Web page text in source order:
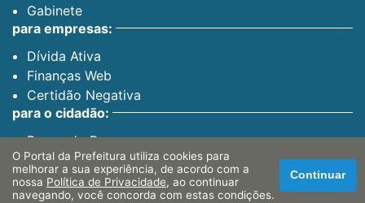
Gabinete
para empresas:
Dívida Ativa
Finanças Web
Certidão Negativa
para o cidadão:
Banco do Povo
PAT
O Portal da Prefeitura utiliza cookies para
melhorar a sua experiência, de acordo com a
nossa Política de Privacidade, ao continuar
navegando, você concorda com estas condições.
Continuar